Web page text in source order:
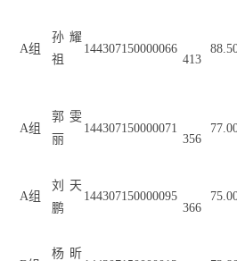
A组
孙耀
祖
144307150000066
413
A组
郭雯
丽
144307150000071
356
A组
刘天
鹏
144307150000095
366
杨昕